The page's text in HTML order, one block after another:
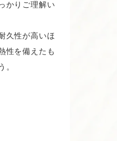
かりご理解い
久性が高いほ
性を備えたも
。